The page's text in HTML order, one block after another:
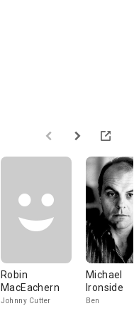
Robin
MacEachern
Johnny Cutter
Michael
Ironside
Ben